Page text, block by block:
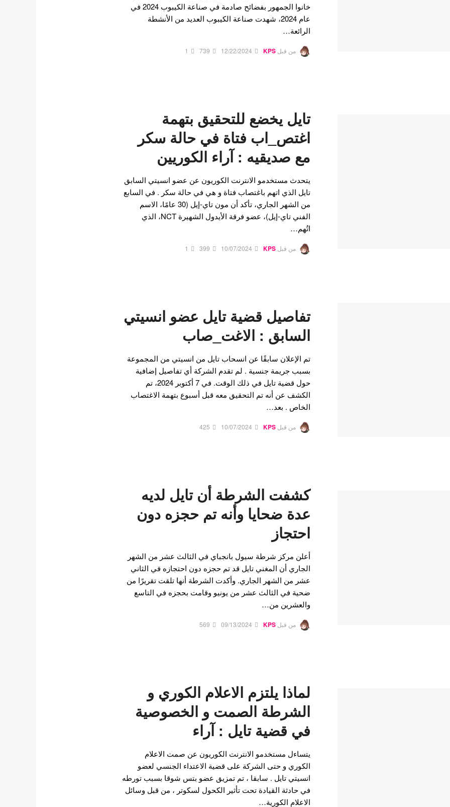
خانوا الجمهور بفضائح صادمة في صناعة الكيبوب 2024 في
عام 2024، شهدت صناعة الكيبوب العديد من الأنشطة
الرائعة…
من قبل KPS
12/22/2024
739
1
تايل يخضع للتحقيق بتهمة
اغتص_اب فتاة في حالة سكر
مع صديقيه : آراء الكوريين
يتحدث مستخدمو الانترنت الكوريون عن عضو انسيتي السابق
تايل الذي اتهم باغتصاب فتاة و هي في حالة سكر . في السابع
من الشهر الجاري، تأكد أن مون تاي-إيل (30 عامًا، الاسم
الفني تاي-إيل)، عضو فرقة الأيدول الشهيرة NCT، الذي
اتُهم…
من قبل KPS
10/07/2024
399
1
تفاصيل قضية تايل عضو انسيتي
السابق : الاغت_صاب
تم الإعلان سابقًا عن انسحاب تايل من انسيتي من المجموعة
بسبب جريمة جنسية . لم تقدم الشركة أي تفاصيل إضافية
حول قضية تايل في ذلك الوقت. في 7 أكتوبر 2024، تم
الكشف عن أنه تم التحقيق معه قبل أسبوع بتهمة الاغتصاب
الخاص . بعد…
من قبل KPS
10/07/2024
425
كشفت الشرطة أن تايل لديه
عدة ضحايا وأنه تم حجزه دون
احتجاز
أعلن مركز شرطة سيول بانجباي في الثالث عشر من الشهر
الجاري أن المغني تايل قد تم حجزه دون احتجازه في الثاني
عشر من الشهر الجاري. وأكدت الشرطة أنها تلقت تقريرًا من
ضحية في الثالث عشر من يونيو وقامت بحجزه في التاسع
والعشرين من…
من قبل KPS
09/13/2024
569
لماذا يلتزم الاعلام الكوري و
الشرطة الصمت و الخصوصية
في قضية تايل : آراء
يتساءل مستخدمو الانترنت الكوريون عن صمت الاعلام
الكوري و حتى الشركة على قضية الاعتداء الجنسي لعضو
انسيتي تايل . سابقا ، تم تمزيق عضو بتس شوقا بسبب تورطه
في حادثة القيادة تحت تأثير الكحول لسكوتر ، من قبل وسائل
الاعلام الكورية…